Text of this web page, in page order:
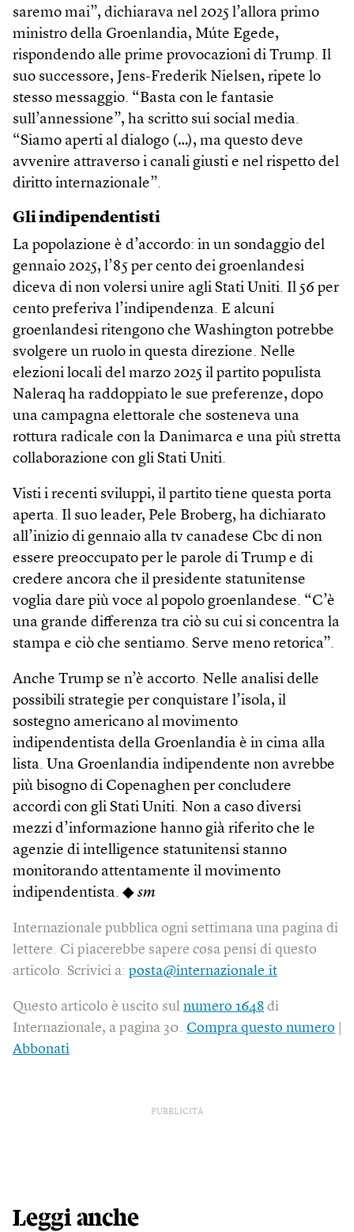
saremo mai”, dichiarava nel 2025 l’allora primo
ministro della Groenlandia, Múte Egede,
rispondendo alle prime provocazioni di Trump. Il
suo successore, Jens-Frederik Nielsen, ripete lo
stesso messaggio. “Basta con le fantasie
sull’annessione”, ha scritto sui social media.
“Siamo aperti al dialogo (…), ma questo deve
avvenire attraverso i canali giusti e nel rispetto del
diritto internazionale”.
Gli indipendentisti
La popolazione è d’accordo: in un sondaggio del
gennaio 2025, l’85 per cento dei groenlandesi
diceva di non volersi unire agli Stati Uniti. Il 56 per
cento preferiva l’indipendenza. E alcuni
groenlandesi ritengono che Washington potrebbe
svolgere un ruolo in questa direzione. Nelle
elezioni locali del marzo 2025 il partito populista
Naleraq ha raddoppiato le sue preferenze, dopo
una campagna elettorale che sosteneva una
rottura radicale con la Danimarca e una più stretta
collaborazione con gli Stati Uniti.
Visti i recenti sviluppi, il partito tiene questa porta
aperta. Il suo leader, Pele Broberg, ha dichiarato
all’inizio di gennaio alla tv canadese Cbc di non
essere preoccupato per le parole di Trump e di
credere ancora che il presidente statunitense
voglia dare più voce al popolo groenlandese. “C’è
una grande differenza tra ciò su cui si concentra la
stampa e ciò che sentiamo. Serve meno retorica”.
Anche Trump se n’è accorto. Nelle analisi delle
possibili strategie per conquistare l’isola, il
sostegno americano al movimento
indipendentista della Groenlandia è in cima alla
lista. Una Groenlandia indipendente non avrebbe
più bisogno di Copenaghen per concludere
accordi con gli Stati Uniti. Non a caso diversi
mezzi d’informazione hanno già riferito che le
agenzie di intelligence statunitensi stanno
monitorando attentamente il movimento
indipendentista. ◆ sm
Internazionale pubblica ogni settimana una pagina di
lettere. Ci piacerebbe sapere cosa pensi di questo
articolo. Scrivici a: posta@internazionale.it
Questo articolo è uscito sul numero 1648 di
Internazionale, a pagina 30. Compra questo numero
Abbonati
PUBBLICITÀ
Leggi anche